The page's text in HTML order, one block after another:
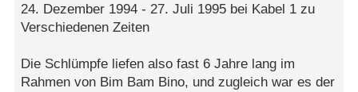
24. Dezember 1994 - 27. Juli 1995 bei Kabel 1 zu
Verschiedenen Zeiten
Die Schlümpfe liefen also fast 6 Jahre lang im
Rahmen von Bim Bam Bino, und zugleich war es der